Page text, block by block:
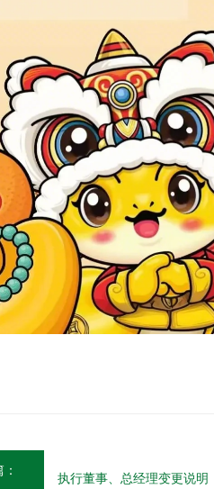
执行董事、总经理变更说明